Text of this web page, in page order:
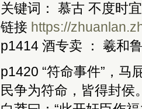
关键词： 慕古 不度时
链接 https://
p1414 酒专卖 ： 羲和
p1420 “符命事件”，马
民争为符命，皆得封侯